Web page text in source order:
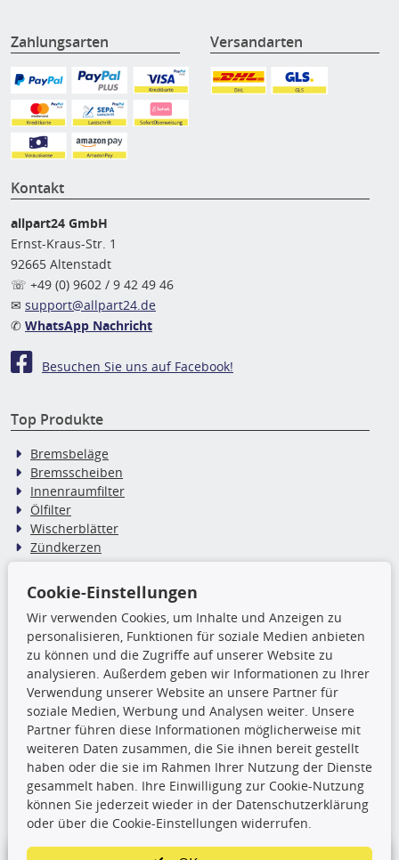
Zahlungsarten Versandarten
Kontakt
allpart24 GmbH
Ernst-Kraus-Str. 1
92665 Altenstadt
☏ +49 (0) 9602 / 9 42 49 46
✉ support@allpart24.de
✆ WhatsApp Nachricht
Besuchen Sie uns auf Facebook!
Top Produkte
Bremsbeläge
Bremsscheiben
Innenraumfilter
Ölfilter
Wischerblätter
Zündkerzen
TecDoc Inside
Die hier angezeigten Daten,
insbesondere die gesamte Datenbank,
dürfen nicht kopiert werden. Es ist zu
unterlassen, die Daten oder die gesamte Datenbank ohne
vorherige Zustimmung TecDocs zu vervielfältigen, zu
verbreiten und/oder diese Handlungen durch Dritte ausführen
zu lassen. Ein Zuwiderhandeln stellt eine
Urheberrechtsverletzung dar und wird verfolgt.
Ronny’s Newsletter
Cookie-Einstellungen
Wir verwenden Cookies, um Inhalte und Anzeigen zu
personalisieren, Funktionen für soziale Medien anbieten
zu können und die Zugriffe auf unserer Website zu
analysieren. Außerdem geben wir Informationen zu Ihrer
Verwendung unserer Website an unsere Partner für
soziale Medien, Werbung und Analysen weiter. Unsere
Partner führen diese Informationen möglicherweise mit
weiteren Daten zusammen, die Sie ihnen bereit gestellt
haben oder die sie im Rahmen Ihrer Nutzung der Dienste
gesammelt haben. Ihre Einwilligung zur Cookie-Nutzung
können Sie jederzeit wieder in der Datenschutzerklärung
oder über die Cookie-Einstellungen widerrufen.